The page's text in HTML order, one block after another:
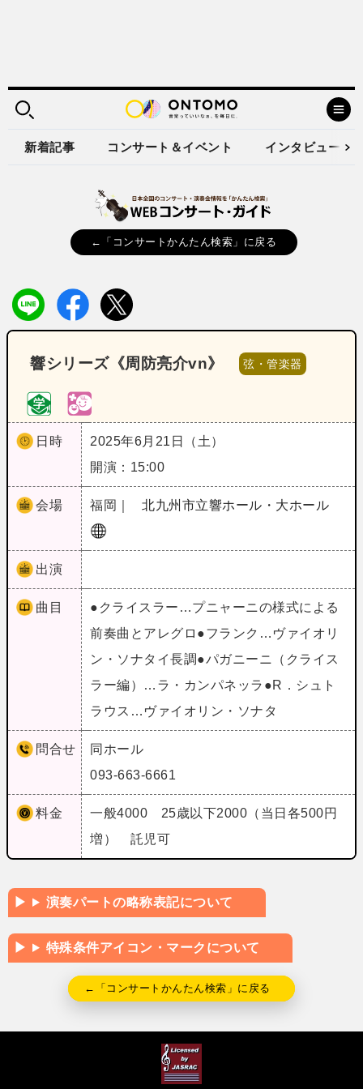
新着記事 コンサート＆イベント インタビュー
←「コンサートかんたん検索」に戻る
響シリーズ《周防亮介vn》 弦・管楽器
日時
2025年6月21日（土）
開演：15:00
会場 福岡｜ 北九州市立響ホール・大ホール
出演
曲目
●クライスラー…プニャーニの様式による
前奏曲とアレグロ●フランク…ヴァイオリ
ン・ソナタイ長調●パガニーニ（クライス
ラー編）…ラ・カンパネッラ●R．シュト
ラウス…ヴァイオリン・ソナタ
問合せ
同ホール
093-663-6661
料金
一般4000 25歳以下2000（当日各500円
増） 託児可
演奏パートの略称表記について
特殊条件アイコン・マークについて
←「コンサートかんたん検索」に戻る